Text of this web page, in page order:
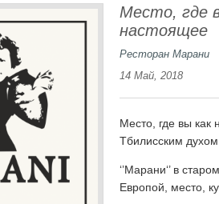
Место, где
настоящее
Ресторан Марани
14 Май, 2018
Место, где вы как
Тбилисским
‘’Марани‘’ в
Европой, место,